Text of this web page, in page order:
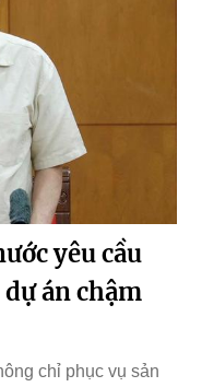
yêu cầu
án chậm
chỉ phục vụ sản